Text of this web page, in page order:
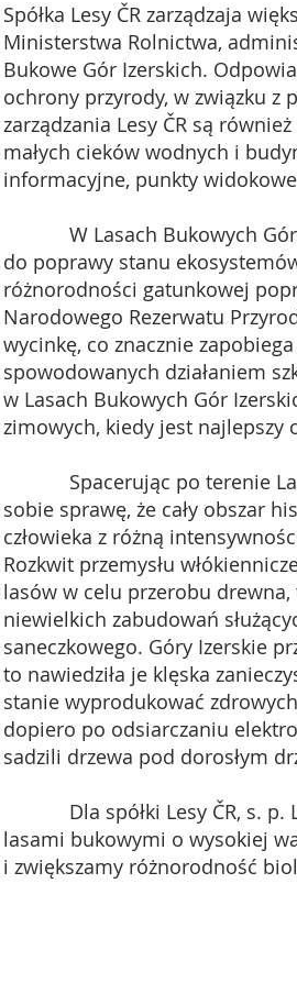
Spółka Lesy ČR zarządzaja
Ministerstwa Rolnictwa,
Bukowe Gór Izerskich.
ochrony przyrody, w związku z
zarządzania Lesy ČR są
małych cieków wodnych i
informacyjne, punkty
W Lasach Bukowych Gór
do poprawy stanu
różnorodności gatunkowej
Narodowego Rezerwatu
wycinkę, co znacznie
spowodowanych działaniem
w Lasach Bukowych Gór
zimowych, kiedy jest najlepszy
Spacerując po terenie
sobie sprawę, że cały obszar
człowieka z różną
Rozkwit przemysłu
lasów w celu przerobu drewna,
niewielkich zabudowań
saneczkowego. Góry Izerskie
to nawiedziła je klęska
stanie wyprodukować
dopiero po odsiarczaniu
sadzili drzewa pod dorosłym
Dla spółki Lesy ČR, s. p.
lasami bukowymi o wysokiej
i zwiększamy różnorodność